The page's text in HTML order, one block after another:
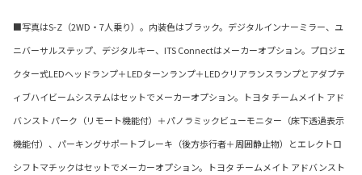
■写真はS-Z（2WD・7人乗り）。内装色はブラック。デジタルインナーミラー、ユ
ニバーサルステップ、デジタルキー、ITS Connectはメーカーオプション。プロジェ
クター式LEDヘッドランプ＋LEDターンランプ＋LEDクリアランスランプとアダプテ
ィブハイビームシステムはセットでメーカーオプション。トヨタ チームメイト アド
バンスト パーク（リモート機能付）＋パノラミックビューモニター（床下透過表示
機能付）、パーキングサポートブレーキ（後方歩行者＋周囲静止物）とエレクトロ
シフトマチックはセットでメーカーオプション。トヨタ チームメイト アドバンスト